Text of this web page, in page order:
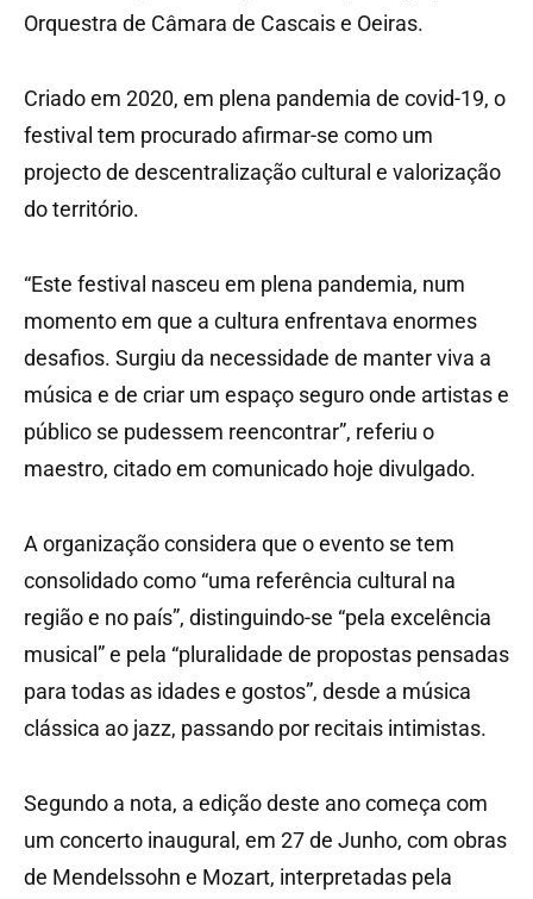
Orquestra de Câmara de Cascais e Oeiras.
Criado em 2020, em plena pandemia de covid-19, o
festival tem procurado afirmar-se como um
projecto de descentralização cultural e valorização
do território.
“Este festival nasceu em plena pandemia, num
momento em que a cultura enfrentava enormes
desafios. Surgiu da necessidade de manter viva a
música e de criar um espaço seguro onde artistas e
público se pudessem reencontrar”, referiu o
maestro, citado em comunicado hoje divulgado.
A organização considera que o evento se tem
consolidado como “uma referência cultural na
região e no país”, distinguindo-se “pela excelência
musical” e pela “pluralidade de propostas pensadas
para todas as idades e gostos”, desde a música
clássica ao jazz, passando por recitais intimistas.
Segundo a nota, a edição deste ano começa com
um concerto inaugural, em 27 de Junho, com obras
de Mendelssohn e Mozart, interpretadas pela